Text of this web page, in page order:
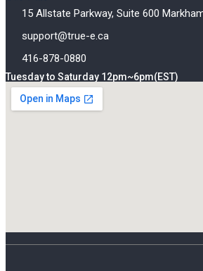
15 Allstate Parkway, Suite 600
support@true-e.ca
416-878-0880
Tuesday to Saturday 12pm~6pm(EST)